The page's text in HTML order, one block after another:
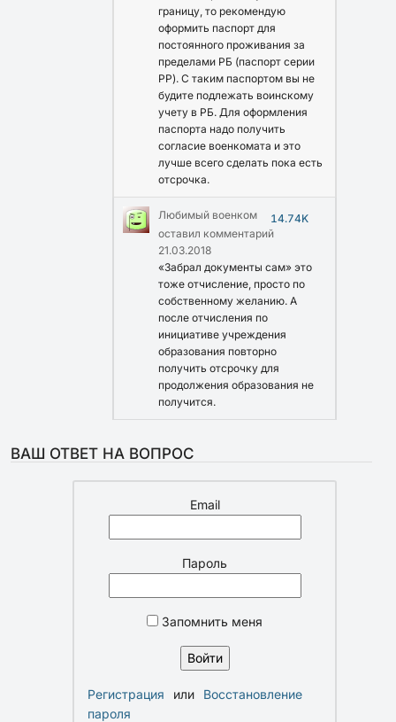
границу, то рекомендую
оформить паспорт для
постоянного проживания за
пределами РБ (паспорт серии
PP). С таким паспортом вы не
будите подлежать воинскому
учету в РБ. Для оформления
паспорта надо получить
согласие военкомата и это
лучше всего сделать пока есть
отсрочка.
Любимый военком
14.74K
оставил комментарий
21.03.2018
«Забрал документы сам» это
тоже отчисление, просто по
собственному желанию. А
после отчисления по
инициативе учреждения
образования повторно
получить отсрочку для
продолжения образования не
получится.
ВАШ ОТВЕТ НА ВОПРОС
Email
Пароль
Запомнить меня
Регистрация или
Восстановление
пароля